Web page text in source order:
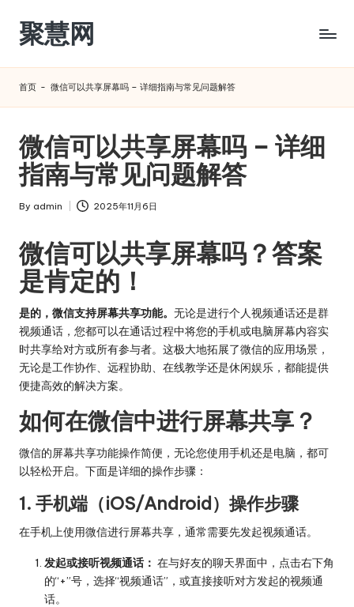
Skip
content
聚慧网
首页 - 微信可以共享屏幕吗 – 详细指南与常见问题解答
微信可以共享屏幕吗 – 详细
指南与常见问题解答
Posted
By admin 2025年11月6日
微信可以共享屏幕吗？答案
是肯定的！
是的，微信支持屏幕共享功能。 无论是进行个人视频通话还是群
视频通话，您都可以在通话过程中将您的手机或电脑屏幕内容实
时共享给对方或所有参与者。这极大地拓展了微信的应用场景，
无论是工作协作、远程协助、在线教学还是休闲娱乐，都能提供
便捷高效的解决方案。
如何在微信中进行屏幕共享？
微信的屏幕共享功能操作简便，无论您使用手机还是电脑，都可
以轻松开启。下面是详细的操作步骤：
1. 手机端（iOS/Android）操作步骤
在手机上使用微信进行屏幕共享，通常需要先发起视频通话。
发起或接听视频通话： 在与好友的聊天界面中，点击右下角
的“+”号，选择“视频通话”，或直接接听对方发起的视频通
话。